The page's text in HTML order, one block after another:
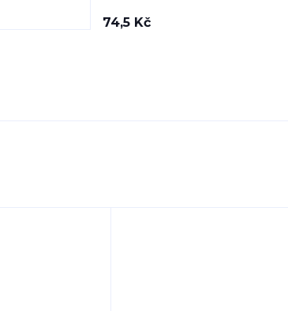
74,5 Kč